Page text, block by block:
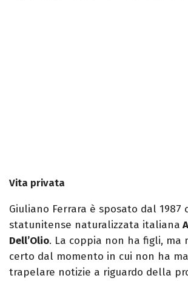
Vita privata
Giuliano Ferrara è sposato dal 1987
statunitense naturalizzata italiana
Dell’Olio. La coppia non ha figli, ma
certo dal momento in cui non ha
trapelare notizie a riguardo della